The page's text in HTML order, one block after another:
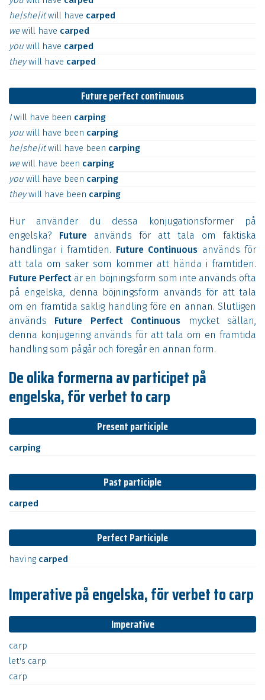
he|she|itwill have carped
wewill have carped
you will have carped
theywill have carped
Future perfect continuous
Iwill have been carping
you will have been carping
he|she|itwill have been carping
wewill have been carping
you will have been carping
theywill have been carping
Hur använder du dessa konjugationsformer på
engelska? Future används för att tala om faktiska
handlingar i framtiden. Future Continuous används för
att tala om saker som kommer att hända i framtiden.
Future Perfect är en böjningsform som inte används ofta
på engelska, denna böjningsform används för att tala
om en framtida saklig handling före en annan. Slutligen
används Future Perfect Continuous mycket sällan,
denna konjugering används för att tala om en framtida
handling som pågår och föregår en annan form.
De olika formerna av participet på
engelska, för verbet to carp
Present participle
carping
Past participle
carped
Perfect Participle
having carped
Imperative på engelska, för verbet to carp
Imperative
carp
let's carp
carp